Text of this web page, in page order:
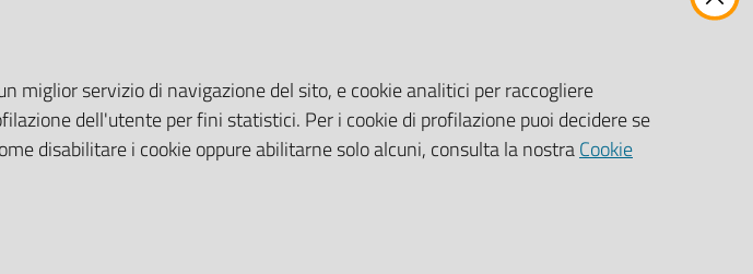
miglior servizio di navigazione del sito, e cookie analitici per raccogliere
dell'utente per fini statistici. Per i cookie di profilazione puoi decidere se
disabilitare i cookie oppure abilitarne solo alcuni, consulta la nostraCookie